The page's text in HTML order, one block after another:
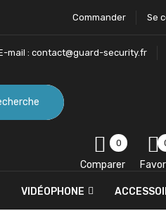
Se
Commander
mail : contact@guard-security.fr
0
Comparer
VIDÉOPHONE